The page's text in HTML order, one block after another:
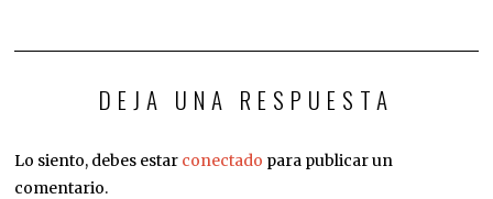
DEJA UNA RESPUESTA
Lo siento, debes estar conectado para publicar un
comentario.